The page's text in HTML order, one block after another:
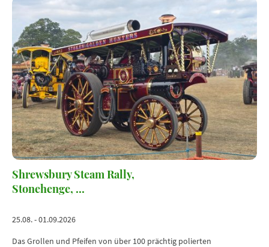
Shrewsbury Steam Rally,
Stonehenge, ...
25.08. - 01.09.2026
Das Grollen und Pfeifen von über 100 prächtig polierten